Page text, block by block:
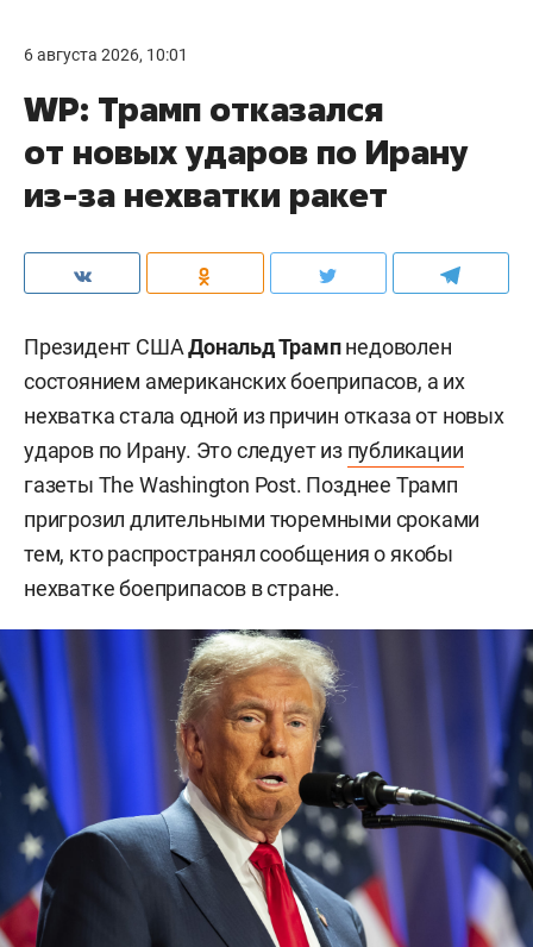
6 августа 2026, 10:01
WP: Трамп отказался
от новых ударов по Ирану
из-за нехватки ракет
Президент СШАДональд Трампнедоволен
состоянием американских боеприпасов, а их
нехватка стала одной из причин отказа от новых
ударов по Ирану. Это следует из публикации
газеты The Washington Post. Позднее Трамп
пригрозил длительными тюремными сроками
тем, кто распространял сообщения о якобы
нехватке боеприпасов в стране.